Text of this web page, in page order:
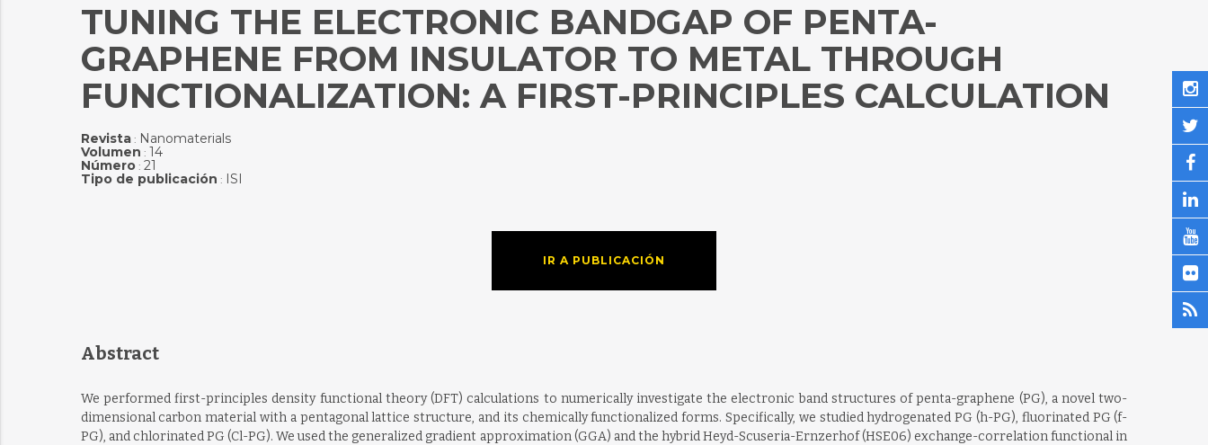
TUNING THE ELECTRONIC BANDGAP OF PENTA-
GRAPHENE FROM INSULATOR TO METAL THROUGH
FUNCTIONALIZATION: A FIRST-PRINCIPLES CALCULATION
Revista: Nanomaterials
Volumen : 14
Número: 21
Tipo de publicación : ISI
IR A PUBLICACIÓN
Abstract
We performed first-principles density functional theory (DFT) calculations to numerically investigate the electronic band structures of penta-graphene (PG), a novel two-
dimensional carbon material with a pentagonal lattice structure, and its chemically functionalized forms. Specifically, we studied hydrogenated PG (h-PG), fluorinated PG (f-
PG), and chlorinated PG (Cl-PG). We used the generalized gradient approximation (GGA) and the hybrid Heyd-Scuseria-Ernzerhof (HSE06) exchange-correlation functional in